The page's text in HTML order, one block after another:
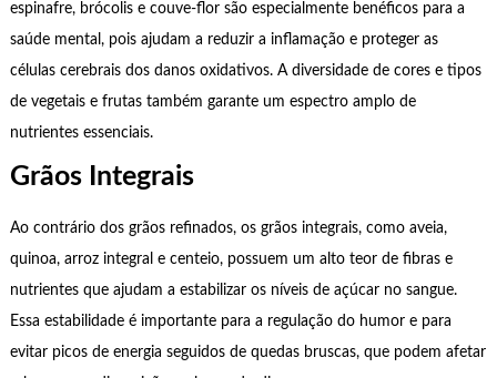
espinafre, brócolis e couve-flor são especialmente benéficos para a
saúde mental, pois ajudam a reduzir a inflamação e proteger as
células cerebrais dos danos oxidativos. A diversidade de cores e tipos
de vegetais e frutas também garante um espectro amplo de
nutrientes essenciais.
Grãos Integrais
Ao contrário dos grãos refinados, os grãos integrais, como aveia,
quinoa, arroz integral e centeio, possuem um alto teor de fibras e
nutrientes que ajudam a estabilizar os níveis de açúcar no sangue.
Essa estabilidade é importante para a regulação do humor e para
evitar picos de energia seguidos de quedas bruscas, que podem afetar